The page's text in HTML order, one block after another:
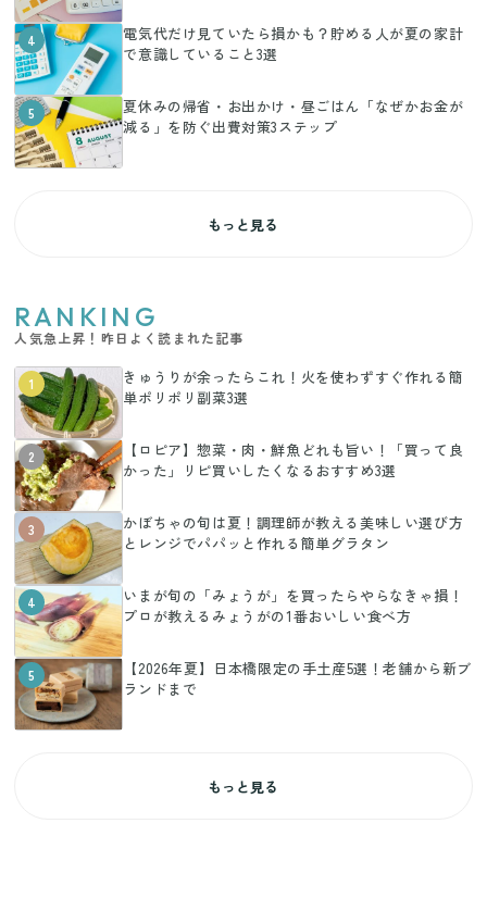
4
電気代だけ見ていたら損かも？貯める人が夏の家計
で意識していること3選
5
夏休みの帰省・お出かけ・昼ごはん「なぜかお金が
減る」を防ぐ出費対策3ステップ
もっと見る
RANKING
人気急上昇！昨日よく読まれた記事
1
きゅうりが余ったらこれ！火を使わずすぐ作れる簡
単ポリポリ副菜3選
2
【ロピア】惣菜・肉・鮮魚どれも旨い！「買って良
かった」リピ買いしたくなるおすすめ3選
3
かぼちゃの旬は夏！調理師が教える美味しい選び方
とレンジでパパッと作れる簡単グラタン
4
いまが旬の「みょうが」を買ったらやらなきゃ損！
プロが教えるみょうがの1番おいしい食べ方
5
【2026年夏】日本橋限定の手土産5選！老舗から新ブ
ランドまで
もっと見る